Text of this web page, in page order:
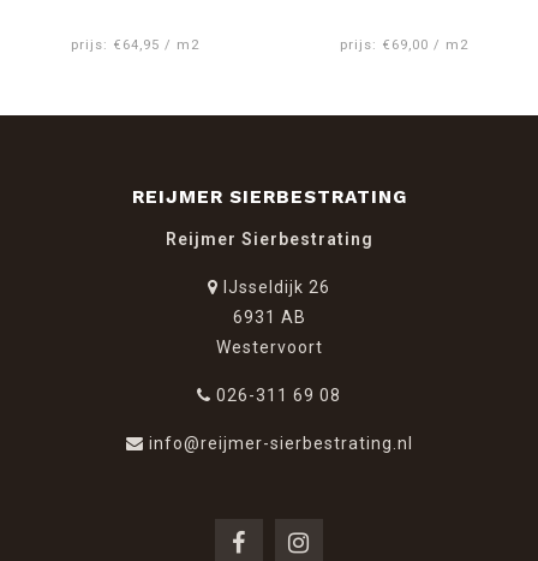
prijs: €64,95 / m2 prijs: €69,00 / m2
REIJMER SIERBESTRATING
Reijmer Sierbestrating
IJsseldijk 26
6931 AB
Westervoort
026-311 69 08
info@reijmer-sierbestrating.nl